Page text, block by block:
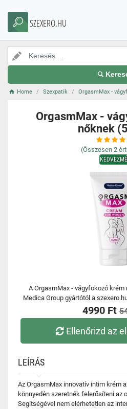
SZEXERO.HU
Home Szexpatik OrgasmMax -
OrgasmMax -
nőknek
(Összesen 2
A OrgasmMax - vágyfokozó
Medica Group gyártótól a
4990 Ft
Ellenőrizd az
LEÍRÁS
Az OrgasmMax innovatív intim krém
könnyedén szeretnék felerősíteni az
Segítségével nem elérhetetlen az